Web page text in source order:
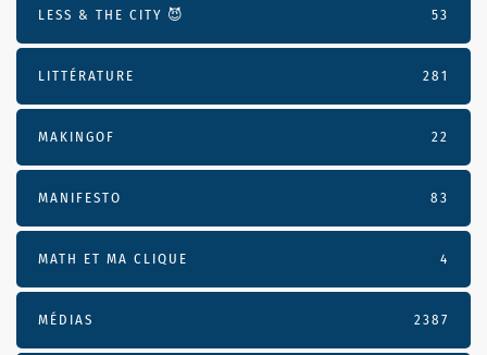
LESS & THE CITY 😈 53
LITTÉRATURE 281
MAKINGOF 22
MANIFESTO 83
MATH ET MA CLIQUE 4
MÉDIAS 2387